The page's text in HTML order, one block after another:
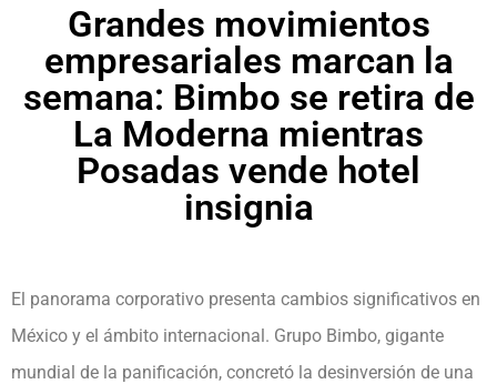
Grandes movimientos
empresariales marcan la
semana: Bimbo se retira de
La Moderna mientras
Posadas vende hotel
insignia
El panorama corporativo presenta cambios significativos en
México y el ámbito internacional. Grupo Bimbo, gigante
mundial de la panificación, concretó la desinversión de una